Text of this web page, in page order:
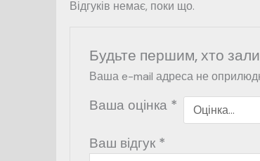
Відгуків немає, поки що.
Будьте першим, хто
Ваша e-mail адреса не
Ваша оцінка *
Ваш відгук *